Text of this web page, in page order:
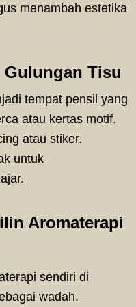
menambah estetika
Gulungan Tisu
tempat pensil yang
atau kertas motif.
atau stiker.
untuk
Aromaterapi
sendiri di
wadah.